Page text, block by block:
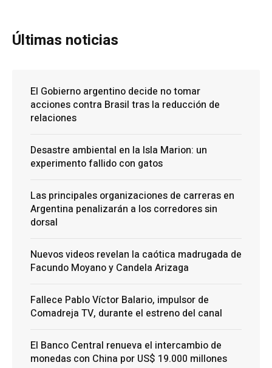
Últimas noticias
El Gobierno argentino decide no tomar
acciones contra Brasil tras la reducción de
relaciones
Desastre ambiental en la Isla Marion: un
experimento fallido con gatos
Las principales organizaciones de carreras en
Argentina penalizarán a los corredores sin
dorsal
Nuevos videos revelan la caótica madrugada de
Facundo Moyano y Candela Arizaga
Fallece Pablo Víctor Balario, impulsor de
Comadreja TV, durante el estreno del canal
El Banco Central renueva el intercambio de
monedas con China por US$ 19.000 millones